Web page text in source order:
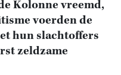
Kolonne vreemd,
voerden de
hun slachtoffers
zeldzame